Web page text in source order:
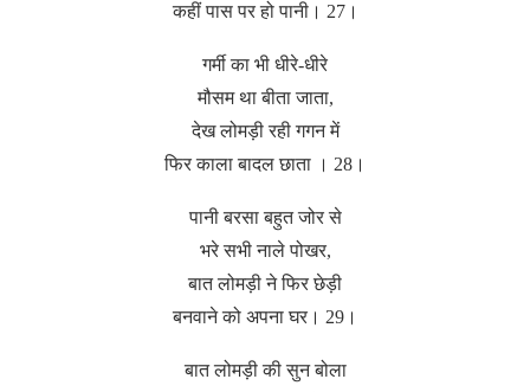
कहीं पास पर हो पानी। 27।
गर्मी का भी धीरे-धीरे
मौसम था बीता जाता,
देख लोमड़ी रही गगन में
फिर काला बादल छाता । 28।
पानी बरसा बहुत जोर से
भरे सभी नाले पोखर,
बात लोमड़ी ने फिर छेड़ी
बनवाने को अपना घर। 29।
बात लोमड़ी की सुन बोला